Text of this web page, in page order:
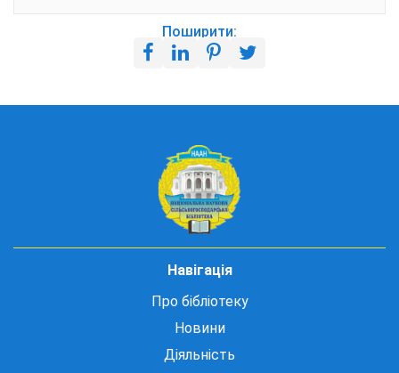
Поширити:
Навігація
Про бібліотеку
Новини
Діяльність